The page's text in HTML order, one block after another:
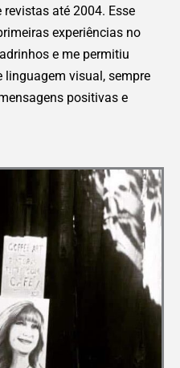
até 2004. Esse
experiências no
e me permitiu
visual, sempre
positivas e